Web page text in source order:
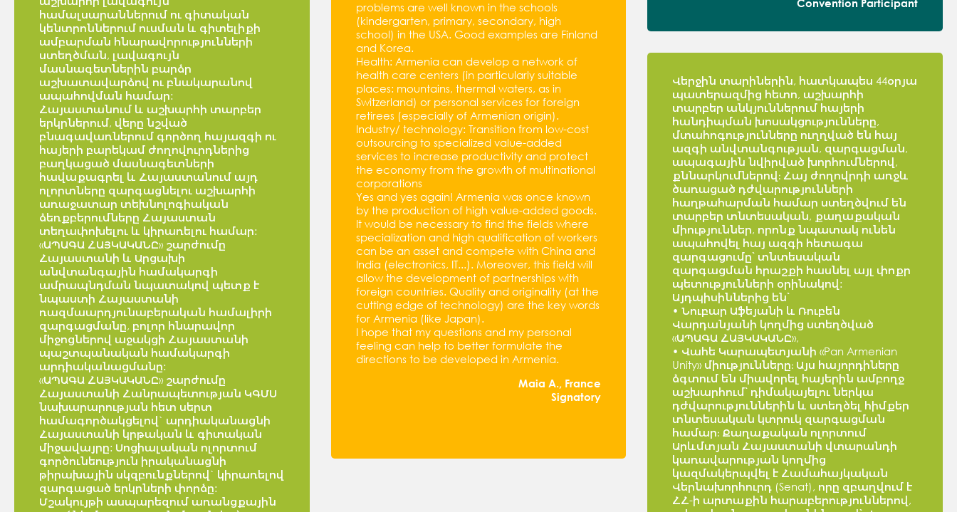
problems are well known in the schools
(kindergarten, primary, secondary, high
school) in the USA. Good examples are Finland
and Korea.
Health: Armenia can develop a network of
health care centers (in particularly suitable
places: mountains, thermal waters, as in
Switzerland) or personal services for foreign
retirees (especially of Armenian origin).
Industry/ technology: Transition from low-cost
outsourcing to specialized value-added
services to increase productivity and protect
the economy from the growth of multinational
corporations
Yes and yes again! Armenia was once known
by the production of high value-added goods.
It would be necessary to find the fields where
specialization and high qualification of workers
can be an asset and compete with China and
India (electronics, IT...). Moreover, this field will
allow the development of partnerships with
foreign countries. Quality and originality (at the
cutting edge of technology) are the key words
for Armenia (like Japan).
I hope that my questions and my personal
feeling can help to better formulate the
directions to be developed in Armenia.
Maia A., France
Signatory
համալսարաններում ու գիտական
կենտրոններում ուսման և գիտելիքի
ամբարման հնարավորությունների
ստեղծման, լավագույն
մասնագետներին բարձր
աշխատավարձով ու բնակարանով
ապահովման համար:
Հայաստանում և աշխարհի տարբեր
երկրներում, վերը նշված
բնագավառներում գործող հայազգի ու
հայերի բարեկամ ժողովուրդներից
բաղկացած մասնագետների
հավաքագրել և Հայաստանում այդ
ոլորտները զարգացնելու աշխարհի
առաջատար տեխնոլոգիական
ձեռքբերումները Հայաստան
տեղափոխելու և կիրառելու համար:
«ԱՊԱԳԱ ՀԱՅԿԱԿԱՆԸ» շարժումը
Հայաստանի և Արցախի
անվտանգային համակարգի
ամրապնդման նպատակով պետք է
նպաստի Հայաստանի
ռազմաարդյունաբերական համալիրի
զարգացմանը, բոլոր հնարավոր
միջոցներով աջակցի Հայաստանի
պաշտպանական համակարգի
արդիականացմանը:
«ԱՊԱԳԱ ՀԱՅԿԱԿԱՆԸ» շարժումը
Հայաստանի Հանրապետության ԿԳՄՍ
նախարարության հետ սերտ
համագործակցելով` արդիականացնի
Հայաստանի կրթական և գիտական
միջավայրը: Սոցիալական ոլորտում
գործունեություն իրականացնի
թիրախային սկզբունքներով` կիրառելով
զարգացած երկրների փորձը:
Մշակույթի ասպարեզում առանցքային
Convention Participant
Վերջին տարիներին, հատկապես 44օրյա
պատերազմից հետո, աշխարհի
տարբեր անկյուններում հայերի
հանդիպման խոսակցությունները,
մտահոգությունները ուղղված են հայ
ազգի անվտանգության, զարգացման,
ապագային նվիրված խորհումներով,
քննարկումներով։ Հայ ժողովրդի առջև
ծառացած դժվարությունների
հաղթահարման համար ստեղծվում են
տարբեր տնտեսական, քաղաքական
միություններ, որոնք նպատակ ունեն
ապահովել հայ ազգի հետագա
զարգացումը՝ տնտեսական
զարգացման հրաշքի հասնել այլ փոքր
պետությունների օրինակով:
Այդպիսիններից են՝
• Նուբար Աֆեյանի և Ռուբեն
Վարդանյանի կողմից ստեղծված
«ԱՊԱԳԱ ՀԱՅԿԱԿԱՆԸ»,
• Վահե Կարապետյանի «Pan Armenian
Unity» միությունները։ Այս հայորդիները
ձգտում են միավորել հայերին ամբողջ
աշխարհում՝ դիմակայելու ներկա
դժվարություններին և ստեղծել հիմքեր
տնտեսական կտրուկ զարգացման
համար։ Քաղաքական ոլորտում
Արևմտյան Հայաստանի վտարանդի
կառավարության կողմից
կազմակերպվել է Համահայկական
Վերնախորհուրդ (Senat), որը զբաղվում է
ՀՀ-ի արտաքին հարաբերություններով,